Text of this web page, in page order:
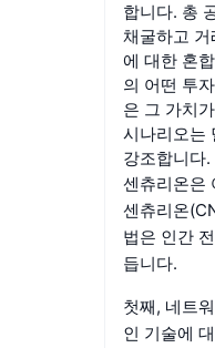
합니다. 총
채굴하고
에 대한 혼
의 어떤 투
은 그 가치
시나리오는
강조합니다.
센츄리온은
센츄리온
법은 인간
듭니다.
첫째, 네트
인 기술에